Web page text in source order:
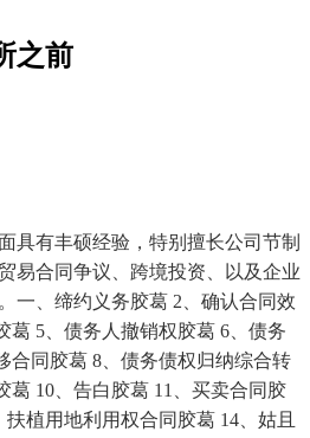
之前
有丰硕经验，特别擅长公司节制
易合同争议、跨境投资、以及企业
一、缔约义务胶葛 2、确认合同效
葛 5、债务人撤销权胶葛 6、债务
合同胶葛 8、债务债权归纳综合转
葛 10、告白胶葛 11、买卖合同胶
植用地利用权合同胶葛 14、姑且